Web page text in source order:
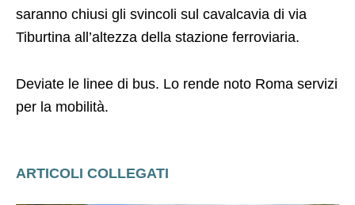
saranno chiusi gli svincoli sul cavalcavia di via
Tiburtina all’altezza della stazione ferroviaria.
Deviate le linee di bus. Lo rende noto Roma servizi
per la mobilità.
ARTICOLI COLLEGATI